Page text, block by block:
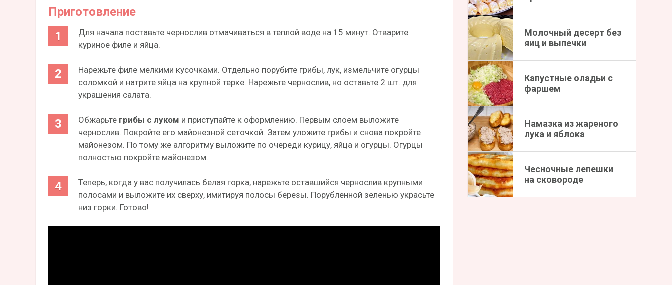
Приготовление
Для начала поставьте чернослив отмачиваться в теплой воде на 15 минут. Отварите
куриное филе и яйца.
Нарежьте филе мелкими кусочками. Отдельно порубите грибы, лук, измельчите огурцы
соломкой и натрите яйца на крупной терке. Нарежьте чернослив, но оставьте 2 шт. для
украшения салата.
Обжарьте грибы с луком и приступайте к оформлению. Первым слоем выложите
чернослив. Покройте его майонезной сеточкой. Затем уложите грибы и снова покройте
майонезом. По тому же алгоритму выложите по очереди курицу, яйца и огурцы. Огурцы
полностью покройте майонезом.
Теперь, когда у вас получилась белая горка, нарежьте оставшийся чернослив крупными
полосами и выложите их сверху, имитируя полосы березы. Порубленной зеленью украсьте
низ горки. Готово!
Молочный десерт без
яиц и выпечки
Капустные оладьи с
фаршем
Намазка из жареного
лука и яблока
Чесночные лепешки
на сковороде